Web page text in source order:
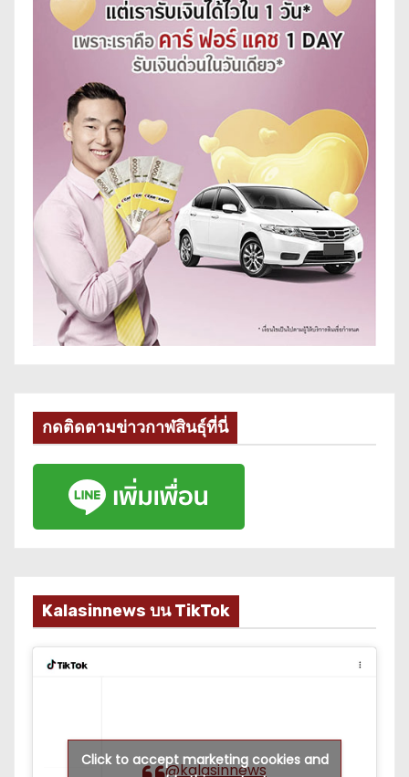
กดติดตามข่าวกาฬสินธุ์ที่นี่
Kalasinnews บน TikTok
@kalasinnews
Click to accept marketing cookies and